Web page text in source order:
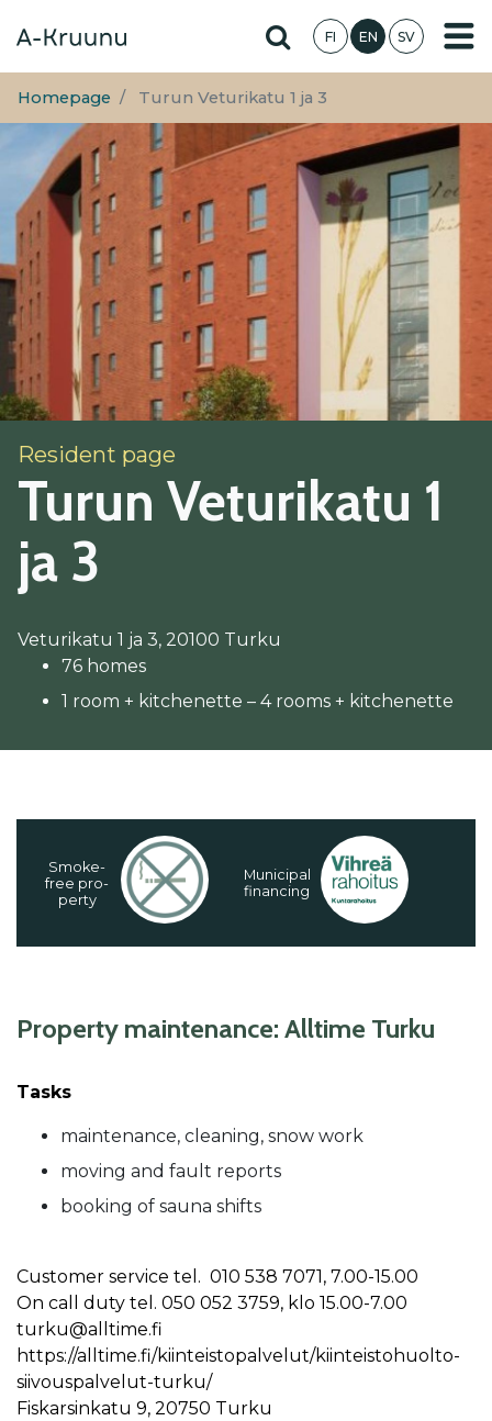
main
content
Hae sivustolta
FI EN SV
Homepage Turun Veturikatu 1 ja 3
Resident page
Tu­run Ve­tu­ri­ka­tu 1
ja 3
Veturikatu 1 ja 3, 20100 Turku
76 homes
1 room + kitchenette – 4 rooms + kitchenette
Smo­ke-
free pro­
per­ty
Mu­ni­ci­pal
fi­nan­cing
Property maintenance: Alltime Turku
Tasks
maintenance, cleaning, snow work
moving and fault reports
booking of sauna shifts
Customer service tel. 010 538 7071, 7.00-15.00
On call duty tel. 050 052 3759, klo 15.00-7.00
turku@alltime.fi
https://alltime.fi/kiinteistopalvelut/kiinteistohuolto-
siivouspalvelut-turku/
Fiskarsinkatu 9, 20750 Turku